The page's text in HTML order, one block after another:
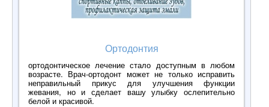
Ортодонтия
ортодонтическое лечение стало доступным в любом
возрасте. Врач-ортодонт может не только исправить
неправильный прикус для улучшения функции
жевания, но и сделает вашу улыбку ослепительно
белой и красивой.